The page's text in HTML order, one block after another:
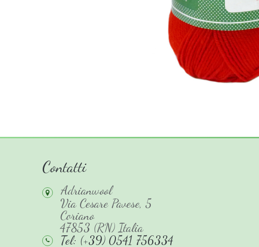
Contatti
Adrianwool
Via Cesare Pavese, 5
Coriano
47853 (RN) Italia
Tel: (+39) 0541 756334